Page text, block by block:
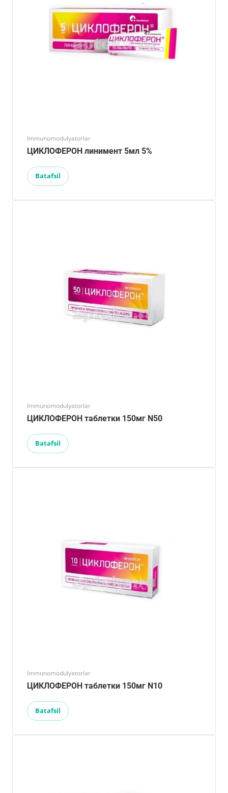
Immunomodulyatorlar
ЦИКЛОФЕРОН линимент 5мл 5%
Batafsil
Immunomodulyatorlar
ЦИКЛОФЕРОН таблетки 150мг N50
Batafsil
Immunomodulyatorlar
ЦИКЛОФЕРОН таблетки 150мг N10
Batafsil